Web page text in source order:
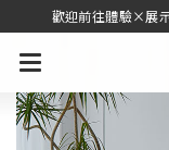
歡迎前往體驗×展